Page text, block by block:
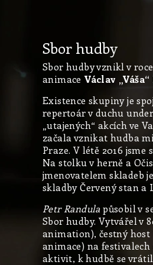
Sbor hudby
Sbor hudby vznikl v
animace Václav
Existence skupiny je
repertoár v duchu
„utajených“ akcích ve
začala vznikat hudba
Praze. V létě 2016
Na stolku v herně a
jmenovatelem skladeb
skladby Červený stan
Petr Randulapůsobil v
Sbor hudby. Vytvářel v
animation), čestný
animace) na
aktivit, k hudbě se vrátil